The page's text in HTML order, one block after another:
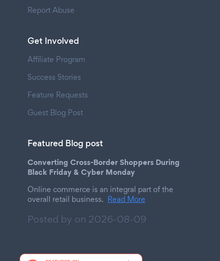
Report Abuse
Get Involved
Affiliate Program
Success Stories
Feature Requests
Guest Blog Post
Featured Blog post
Converting Cross-Border Shoppers During
Black Friday & Cyber Monday
Online commerce is an integral part of the
overall retail business. Read More
Posted by on 2026-08-09